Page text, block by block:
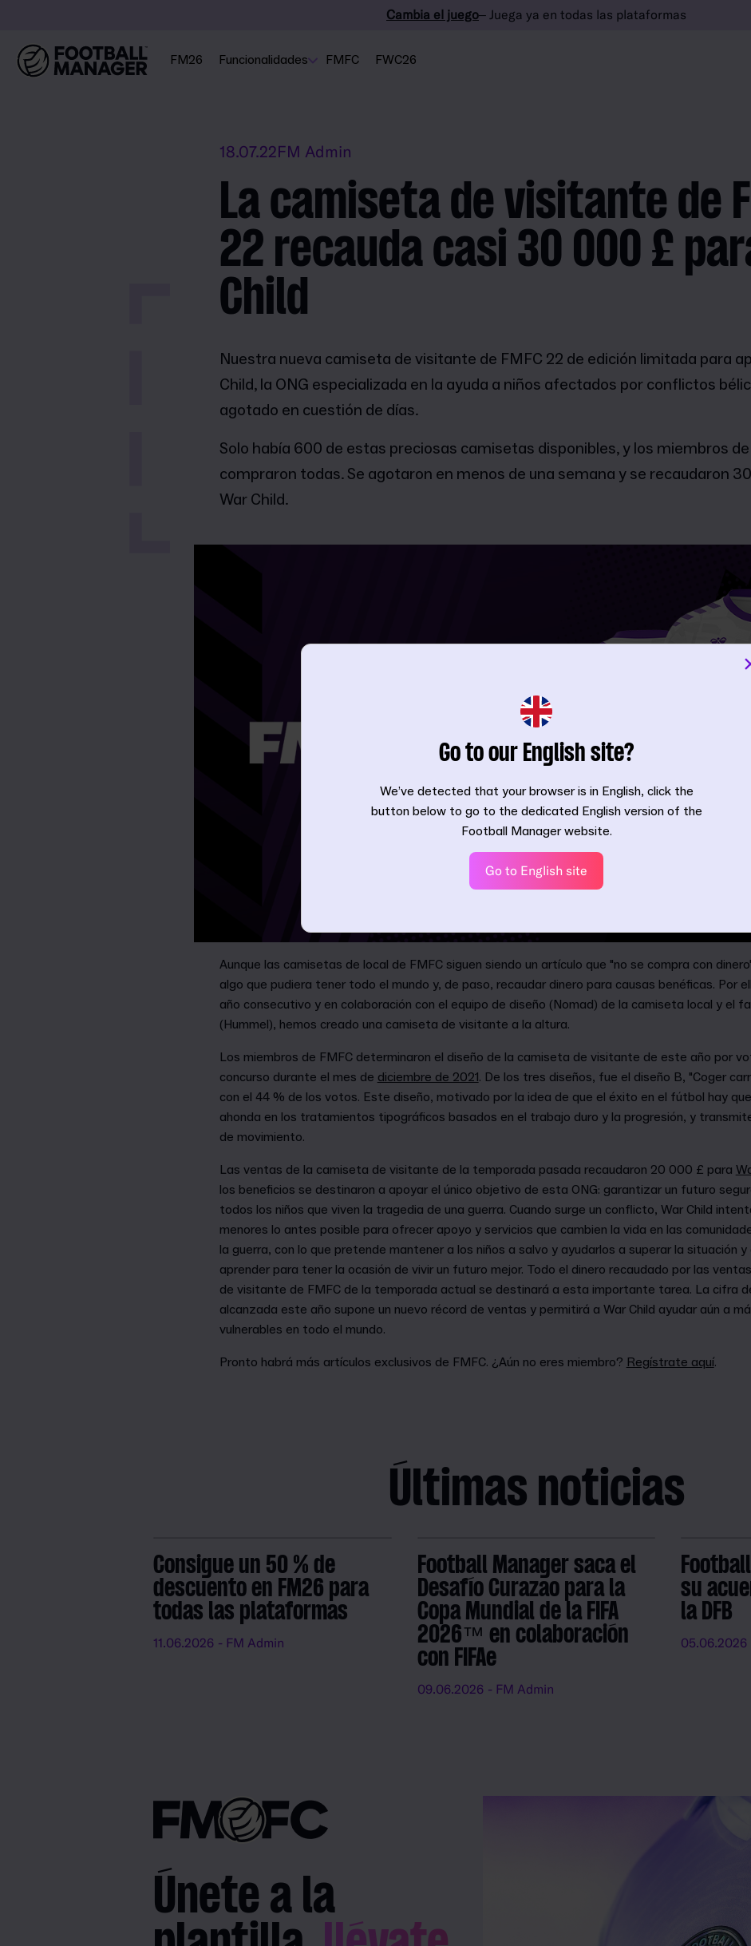
Cambia el juego– Juega ya en todas las plataformas
FM26 Funcionalidades FMFC FWC26
18.07.22FM Admin
La camiseta de visitante de
22 recauda casi 30 000 £
Child
Nuestra nueva camiseta de visitante de FMFC 22 de edición limitada para
Child, la ONG especializada en la ayuda a niños afectados por conflictos
agotado en cuestión de días.
Solo había 600 de estas preciosas camisetas disponibles, y los miembros
compraron todas. Se agotaron en menos de una semana y se recaudaron
War Child.
Aunque las camisetas de local de FMFC siguen siendo un artículo que "no se compra con
algo que pudiera tener todo el mundo y, de paso, recaudar dinero para causas benéficas. Por
año consecutivo y en colaboración con el equipo de diseño (Nomad) de la camiseta local y el
(Hummel), hemos creado una camiseta de visitante a la altura.
Los miembros de FMFC determinaron el diseño de la camiseta de visitante de este año por
concurso durante el mes de diciembre de 2021. De los tres diseños, fue el diseño B, "Coger
con el 44 % de los votos. Este diseño, motivado por la idea de que el éxito en el fútbol hay
ahonda en los tratamientos tipográficos basados en el trabajo duro y la progresión, y
de movimiento.
Las ventas de la camiseta de visitante de la temporada pasada recaudaron 20 000 £ para
los beneficios se destinaron a apoyar el único objetivo de esta ONG: garantizar un futuro
todos los niños que viven la tragedia de una guerra. Cuando surge un conflicto, War Child
menores lo antes posible para ofrecer apoyo y servicios que cambien la vida en las
la guerra, con lo que pretende mantener a los niños a salvo y ayudarlos a superar la situación y
aprender para tener la ocasión de vivir un futuro mejor. Todo el dinero recaudado por las
de visitante de FMFC de la temporada actual se destinará a esta importante tarea. La cifra
alcanzada este año supone un nuevo récord de ventas y permitirá a War Child ayudar aún a
vulnerables en todo el mundo.
Pronto habrá más artículos exclusivos de FMFC. ¿Aún no eres miembro? Regístrate aquí.
Últimas noticias
Consigue un 50 % de
descuento en FM26 para
todas las plataformas
11.06.2026 - FM Admin
Football Manager saca el
Desafío Curazao para la
Copa Mundial de la FIFA
2026™ en colaboración
con FIFAe
09.06.2026 - FM Admin
su
la DFB
05.06.2026
Únete a la
Go to our English site?
We’ve detected that your browser is in English, click the
button below to go to the dedicated English version of the
Football Manager website.
Go to English site